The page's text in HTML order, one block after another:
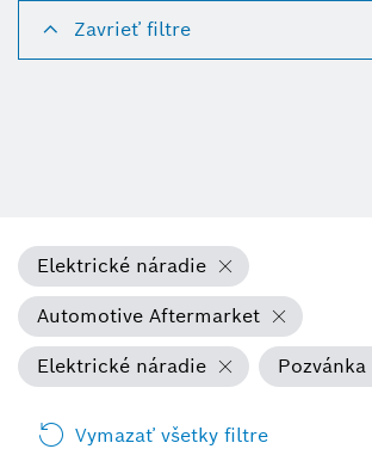
Zavrieť filtre
Elektrické náradie
Automotive Aftermarket
Elektrické náradie
Pozvánka
Vymazať všetky filtre